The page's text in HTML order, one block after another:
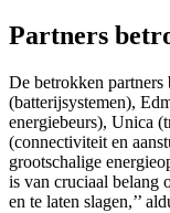
Partners
De betrokken
(batterijsystemen),
energiebeurs), Unica
(connectiviteit en
grootschalige
is van cruciaal belang
en te laten slagen,’’